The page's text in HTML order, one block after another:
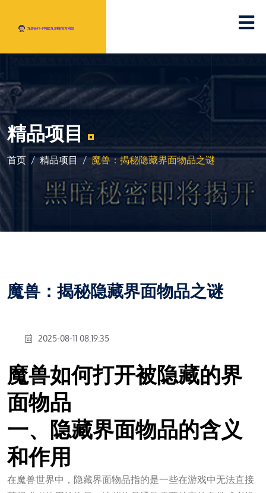
精品项目
首页 精品项目 魔兽：揭秘隐藏界面物品之谜
魔兽：揭秘隐藏界面物品之谜
2025-08-11 08:19:35
魔兽如何打开被隐藏的界
面物品
一、隐藏界面物品的含义
和作用
在魔兽世界中，隐藏界面物品指的是一些在游戏中无法直接